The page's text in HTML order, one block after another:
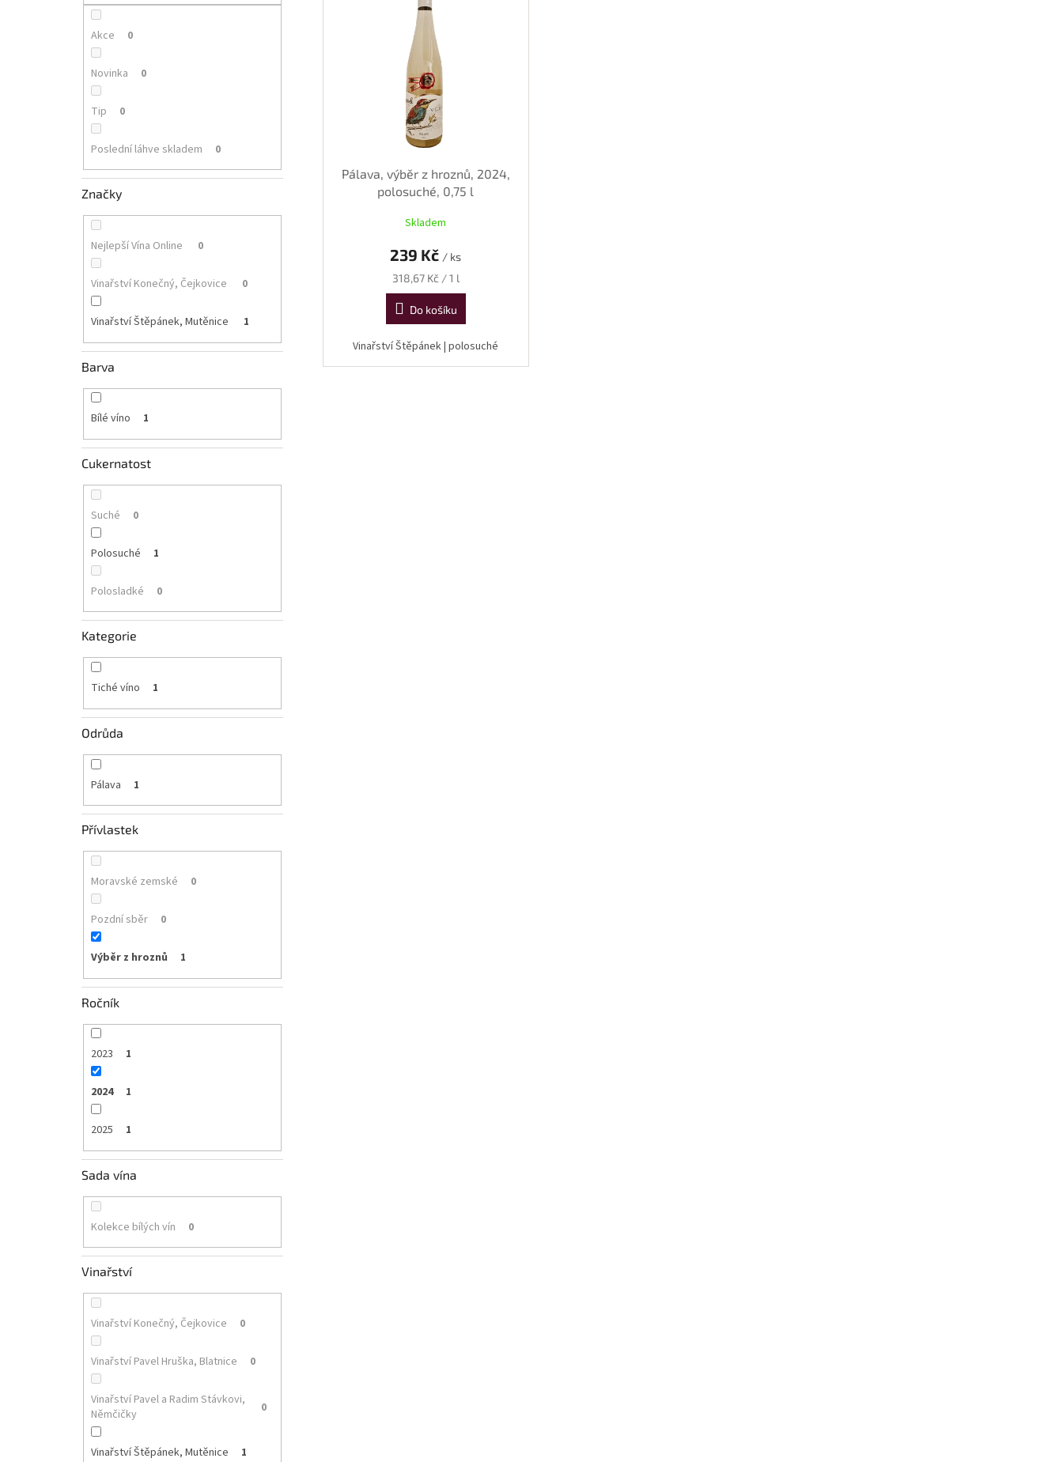
Akce 0
Novinka 0
Tip 0
Poslední láhve skladem 0
Značky
Nejlepší Vína Online 0
Vinařství Konečný, Čejkovice 0
Vinařství Štěpánek, Mutěnice 1
Barva
Bílé víno 1
Cukernatost
Suché 0
Polosuché 1
Polosladké 0
Kategorie
Tiché víno 1
Odrůda
Pálava 1
Přívlastek
Moravské zemské 0
Pozdní sběr 0
Výběr z hroznů 1
Ročník
2023 1
2024 1
2025 1
Sada vína
Kolekce bílých vín 0
Vinařství
Vinařství Konečný, Čejkovice 0
Vinařství Pavel Hruška, Blatnice 0
Vinařství Pavel a Radim Stávkovi,
Němčičky
0
Vinařství Štěpánek, Mutěnice 1
Pálava, výběr z hroznů, 2024,
polosuché, 0,75 l
Skladem
239 Kč / ks
Měrná
cena:
318,67 Kč / 1 l
Do košíku
Vinařství Štěpánek | polosuché